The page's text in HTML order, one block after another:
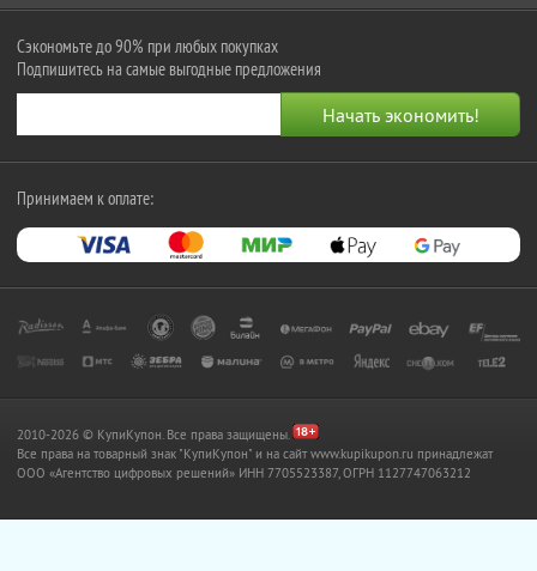
Сэкономьте до 90% при любых покупках
Подпишитесь на самые выгодные предложения
Принимаем к оплате:
2010-2026 © КупиКупон. Все права защищены.
Все права на товарный знак "КупиКупон" и на сайт www.kupikupon.ru принадлежат
OOO «Агентство цифровых решений» ИНН 7705523387, ОГРН 1127747063212